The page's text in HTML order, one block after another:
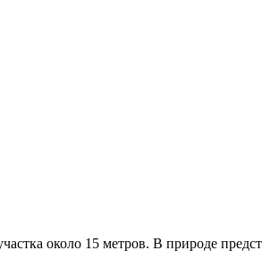
около 15 метров. В природе